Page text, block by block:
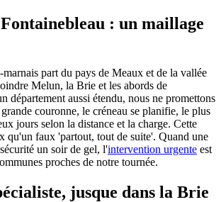
: un maillage
part du pays de Meaux et de la vallée
Melun, la Brie et les abords de
département aussi étendu, nous ne promettons
couronne, le créneau se planifie, le plus
jours selon la distance et la charge. Cette
qu'un faux 'partout, tout de suite'. Quand une
un soir de gel, l'intervention urgente est
proches de notre tournée.
jusque dans la Brie